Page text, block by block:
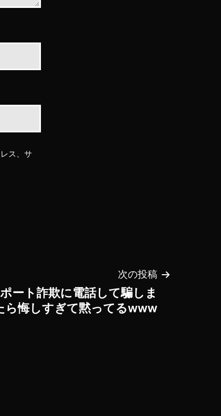
ス、サ
次の投稿
ート詐欺に電話して騙しま
ら悔しすぎて黙ってるwww